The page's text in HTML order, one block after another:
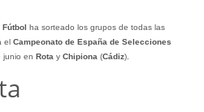
ha sorteado los grupos de todas las
el Campeonato de España de Selecciones
junio en Rota y Chipiona (Cádiz).